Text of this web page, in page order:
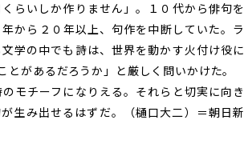
らいしか作りません」。１０代から俳句を
から２０年以上、句作を中断していた。ラ
学の中でも詩は、世界を動かす火付け役に
があるだろうか」と厳しく問いかけた。
モチーフになりえる。それらと切実に向き
生み出せるはずだ。（樋口大二）＝朝日新